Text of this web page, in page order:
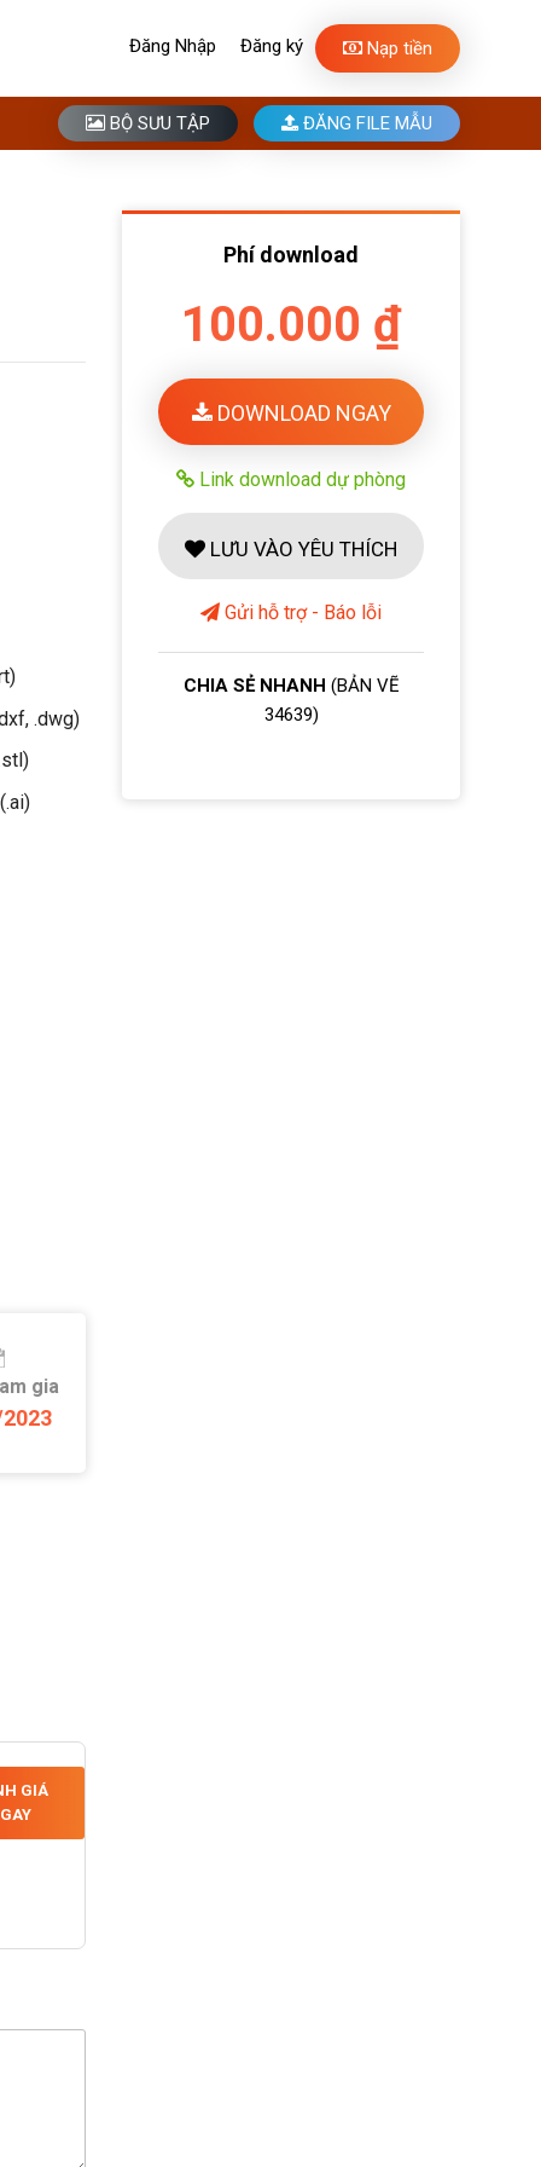
Đăng Nhập Đăng ký Nạp tiền
BỘ SƯU TẬP ĐĂNG FILE MẪU
.dwg)
gia
GIÁ
Phí download
100.000 ₫
DOWNLOAD NGAY
Link download dự phòng
LƯU VÀO YÊU THÍCH
Gửi hỗ trợ - Báo lỗi
CHIA SẺ NHANH (BẢN VẼ
34639)